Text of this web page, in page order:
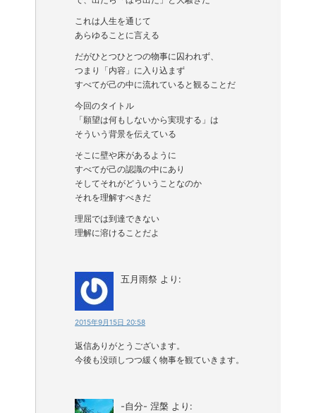
これは人生を通じて
あらゆることに言える
だがひとつひとつの物事に囚われず、
つまり「内容」に入り込まず
すべてが己の中に流れていると観ることだ
今回のタイトル
「願望は何もしないから実現する」は
そういう背景を伝えている
そこに壁や床があるように
すべてが己の認識の中にあり
そしてそれがどういうことなのか
それを理解すべきだ
理屈では到達できない
理解に溶けることだよ
五月雨祭 より:
2015年9月15日 20:58
返信ありがとうございます。
今後も没頭しつつ緩く物事を観ていきます。
-自分- 涅槃 より: